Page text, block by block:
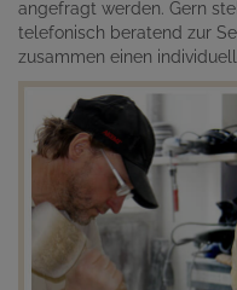
angefragt werden. Gern
telefonisch beratend zur
zusammen einen